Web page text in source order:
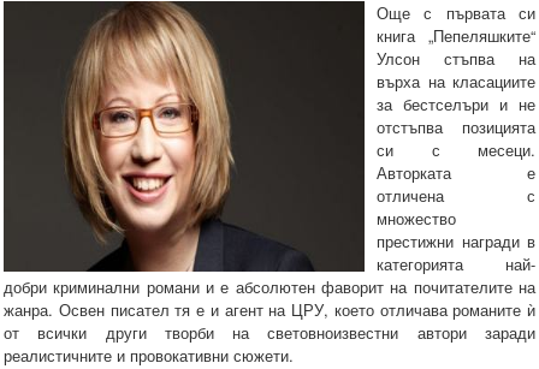
Още с първата си
книга „Пепеляшките“
Улсон стъпва на
върха на класациите
за бестселъри и не
отстъпва позицията
си с месеци.
Авторката е
отличена с
множество
престижни награди в
категорията най-
добри криминални романи и е абсолютен фаворит на почитателите на
жанра. Освен писател тя е и агент на ЦРУ, което отличава романите ѝ
от всички други творби на световноизвестни автори заради
реалистичните и провокативни сюжети.